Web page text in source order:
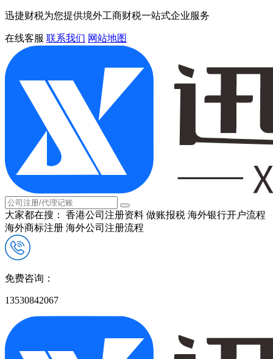
迅捷财税为您提供境外工商财税一站式企业服务
在线客服 联系我们 网站地图
大家都在搜： 香港公司注册资料 做账报税 海外银行开户流程
海外商标注册 海外公司注册流程
免费咨询：
13530842067